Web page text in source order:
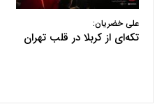
علی خضریان:
تکه‌ای از کربلا در قلب تهران